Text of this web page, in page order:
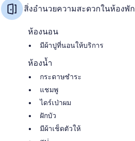
สิ่งอำนวยความสะดวกในห้องพัก
ห้องนอน
มีผ้าปูที่นอนให้บริการ
ห้องน้ำ
กระดาษชำระ
แชมพู
ไดร์เป่าผม
ฝักบัว
มีผ้าเช็ดตัวให้